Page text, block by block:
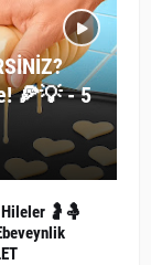
🍕💡 - 5
Hileler 🤰🤱